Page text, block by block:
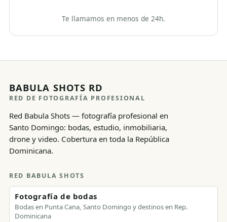
Te llamamos en menos de 24h.
BABULA SHOTS RD
RED DE FOTOGRAFÍA PROFESIONAL
Red Babula Shots — fotografía profesional en
Santo Domingo: bodas, estudio, inmobiliaria,
drone y video. Cobertura en toda la República
Dominicana.
RED BABULA SHOTS
Fotografía de bodas
Bodas en Punta Cana, Santo Domingo y destinos en Rep.
Dominicana